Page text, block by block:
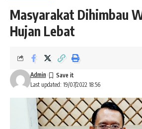
Masyarakat Dihimbau
Hujan Lebat
Last updated: 19/07/2022 18:56
Admin